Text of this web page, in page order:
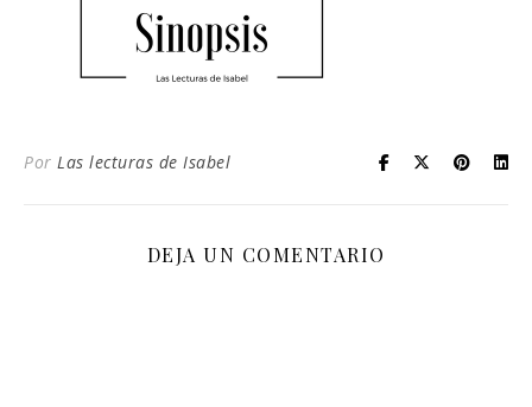
Por Las lecturas de Isabel
DEJA UN COMENTARIO